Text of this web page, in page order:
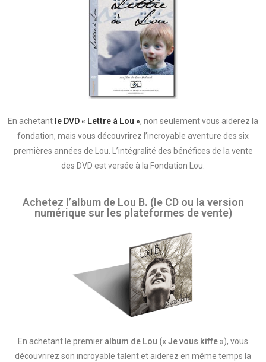
En achetant le DVD « Lettre à Lou », non seulement vous aiderez la
fondation, mais vous découvrirez l’incroyable aventure des six
premières années de Lou. L’intégralité des bénéfices de la vente
des DVD est versée à la Fondation Lou.
Achetez l’album de Lou B. (le CD ou la version
numérique sur les plateformes de vente)
En achetant le premier album de Lou (« Je vous kiffe »), vous
découvrirez son incroyable talent et aiderez en même temps la